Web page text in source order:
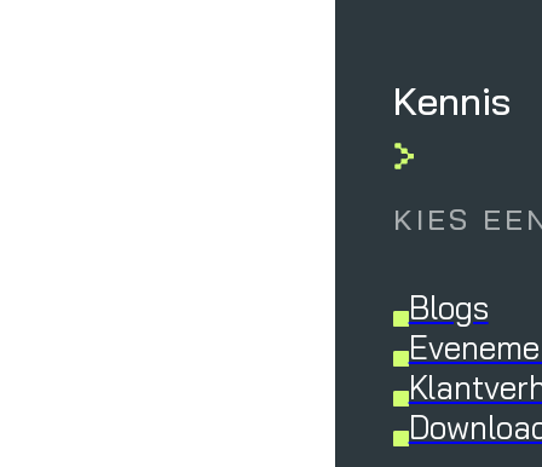
Kennis
KIES
Blogs